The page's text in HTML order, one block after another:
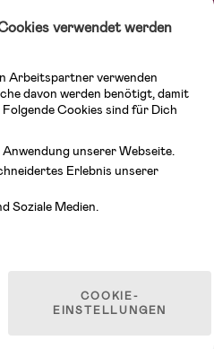
für Mütter und eine Menge
Spielsachen, Babyprodukte und
bekannten Herstellern wie Britax, Maxi-
vielen mehr. Schau Dich um in
für Kinder & Babys. Willkommen!
Alle Rechte vorbehalten.
verwendet werden
Arbeitspartner verwenden
davon werden benötigt, damit
Cookies sind für Dich
unserer Webseite.
Erlebnis unserer
Soziale Medien.
COOKIE-
EINSTELLUNGEN